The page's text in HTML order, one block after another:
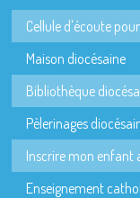
Cellule d'écoute
Maison diocésaine
Bibliothèque
Pèlerinages
Inscrire mon enfant
Enseignement